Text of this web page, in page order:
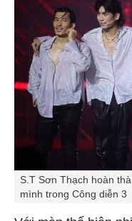
S.T Sơn Thạch hoàn
mình trong Công diễn 3